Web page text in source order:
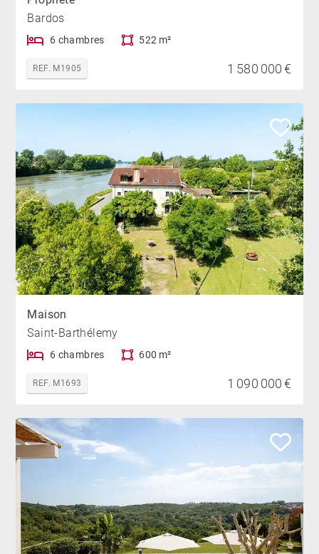
Bardos
6 chambres 522 m²
REF. M1905 1 580 000 €
Maison
Saint-Barthélemy
6 chambres 600 m²
REF. M1693 1 090 000 €